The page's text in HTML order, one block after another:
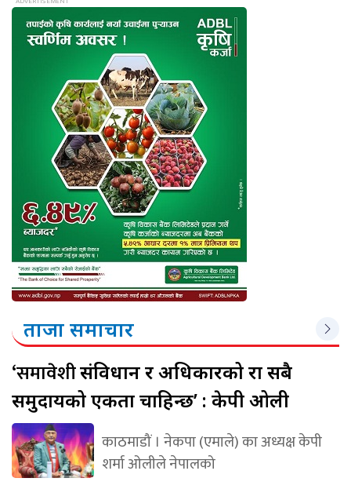
ताजा समाचार
‘समावेशीसंविधान र अधिकारको रक्षा सबै
समुदायको एकता चाहिन्छ’ : केपी ओली
काठमाडौं । नेकपा (एमाले) का अध्यक्ष केपी
शर्मा ओलीले नेपालको